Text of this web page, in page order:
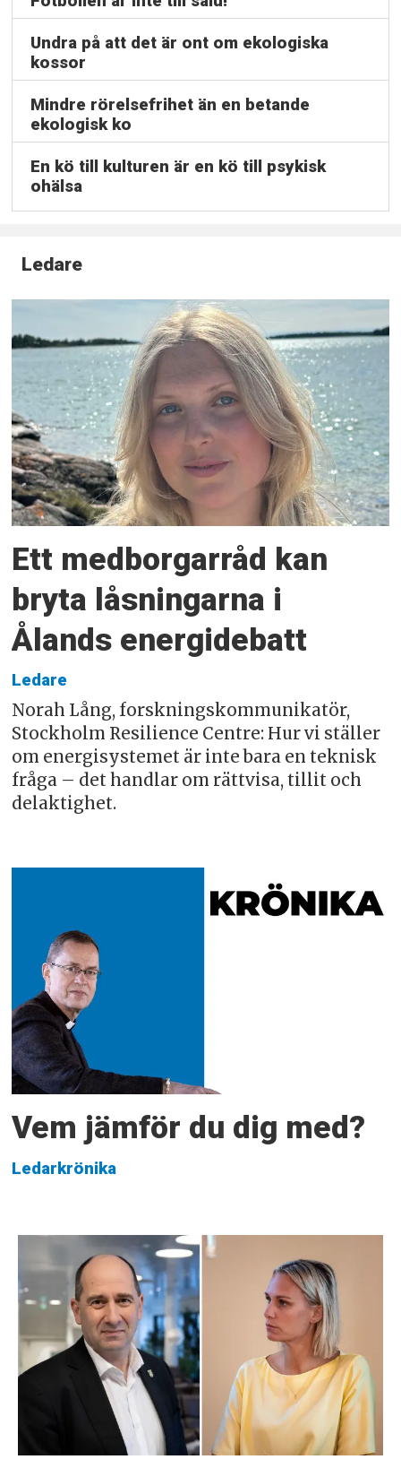
Undra på att det är ont om ekologiska
kossor
Mindre rörelsefrihet än en betande
ekologisk ko
En kö till kulturen är en kö till psykisk
ohälsa
Ledare
Ett medborgarråd kan
bryta låsningarna i
Ålands energidebatt
Ledare
Norah Lång, forskningskommunikatör,
Stockholm Resilience Centre: Hur vi ställer
om energisystemet är inte bara en teknisk
fråga – det handlar om rättvisa, tillit och
delaktighet.
Vem jämför du dig med?
Ledarkrönika